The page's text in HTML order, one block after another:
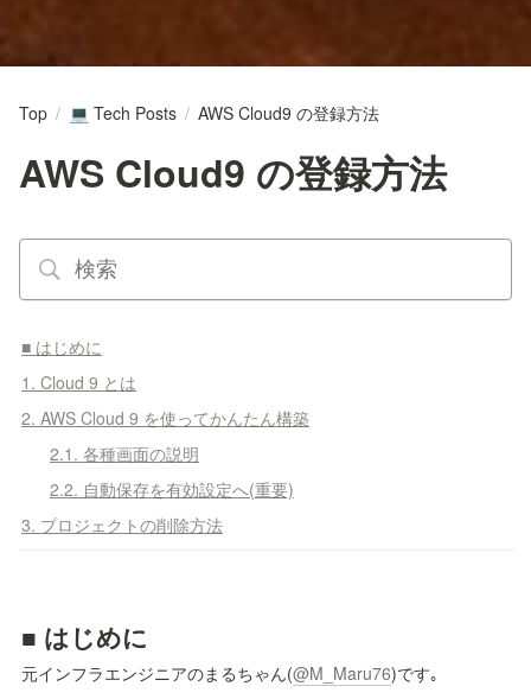
Top / 💻 Tech Posts / AWS Cloud9 の登録方法
AWS Cloud9 の登録方法
■ はじめに
1. Cloud 9 とは
2. AWS Cloud 9 を使ってかんたん構築
2.1. 各種画面の説明
2.2. 自動保存を有効設定へ(重要)
3. プロジェクトの削除方法
■ はじめに
元インフラエンジニアのまるちゃん(@M_Maru76)です｡